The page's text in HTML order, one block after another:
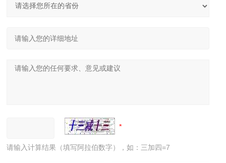
请输入计算结果（填写阿拉伯数字），如：三加四=7